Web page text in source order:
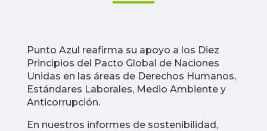
Punto Azul reafirma su apoyo a los Diez
Principios del Pacto Global de Naciones
Unidas en las áreas de Derechos Humanos,
Estándares Laborales, Medio Ambiente y
Anticorrupción.
En nuestros informes de sostenibilidad,